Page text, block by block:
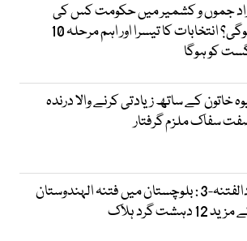
جموں و کشمیر میں حکومت کس کی
ہوگی؟ انتخابات کا تیسرا اور اہم مرحلہ 10
کو ہوگا
خاتون کے ساتھ زیادتی کرنے والا درندہ
سفاک ملزم گرفتار
ردالفتنہ-3 : بلوچستان میں فتنہ الہندوستان
12 دہشت گرد ہلاک